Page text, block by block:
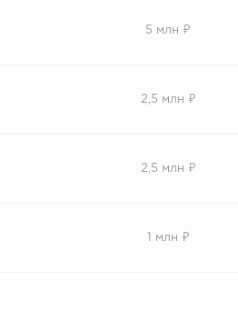
5 млн ₽
2,5 млн ₽
2,5 млн ₽
1 млн ₽